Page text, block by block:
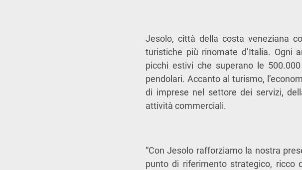
Jesolo, città della costa veneziana
turistiche più rinomate d’Italia. Ogni
picchi estivi che superano le
pendolari. Accanto al turismo,
di imprese nel settore dei servizi,
attività commerciali.
“Con Jesolo rafforziamo la nostra
punto di riferimento strategico, ricco